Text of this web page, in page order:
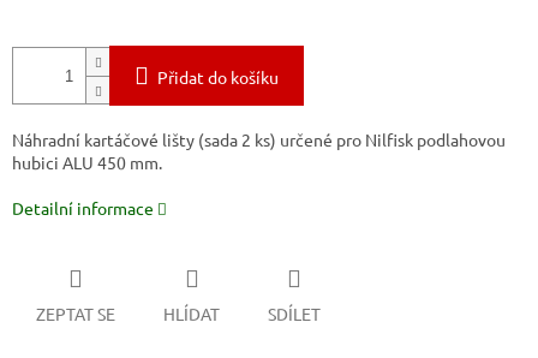
Přidat do košíku
Náhradní kartáčové lišty (sada 2 ks) určené pro Nilfisk podlahovou
hubici ALU 450 mm.
Detailní informace
ZEPTAT SE HLÍDAT SDÍLET